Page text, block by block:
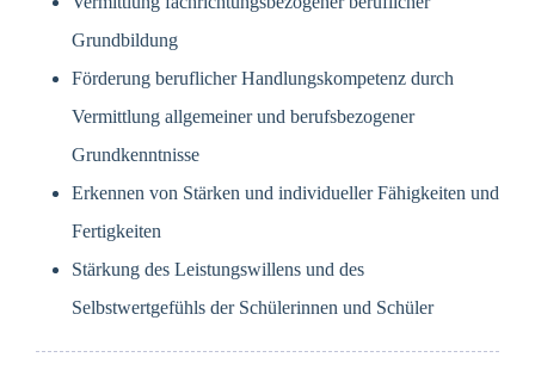
Grundbildung
Förderung beruflicher Handlungskompetenz durch
Vermittlung allgemeiner und berufsbezogener
Grundkenntnisse
Erkennen von Stärken und individueller Fähigkeiten und
Fertigkeiten
Stärkung des Leistungswillens und des
Selbstwertgefühls der Schülerinnen und Schüler